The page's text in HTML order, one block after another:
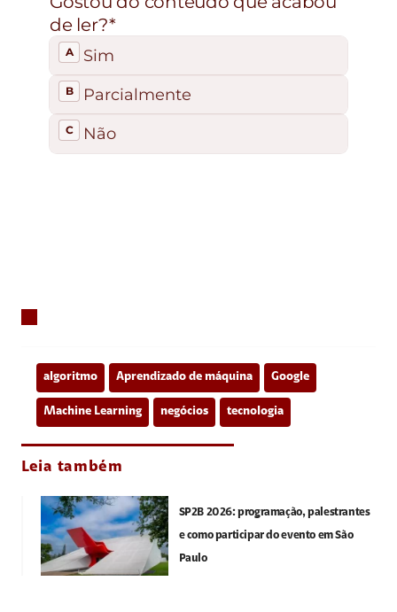
algoritmo Aprendizado de máquina Google
Machine Learning negócios tecnologia
Leia também
SP2B 2026: programação, palestrantes
e como participar do evento em São
Paulo